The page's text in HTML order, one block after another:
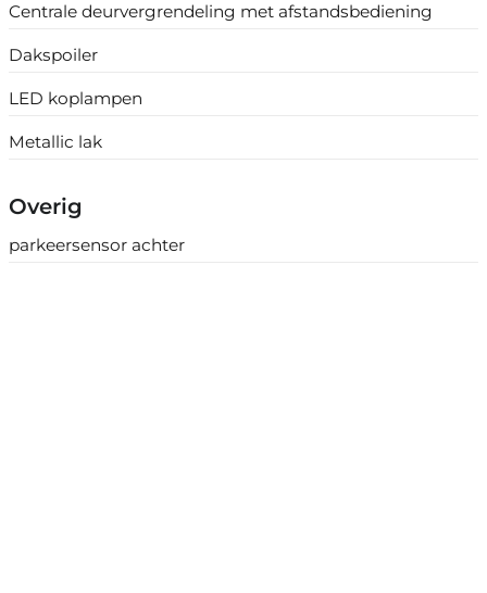
Centrale deurvergrendeling met afstandsbediening
Dakspoiler
LED koplampen
Metallic lak
Overig
parkeersensor achter